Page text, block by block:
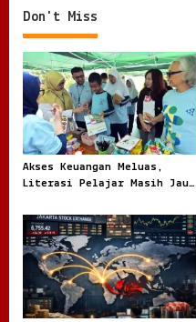
n
a
v
i
g
a
t
i
o
n
Don't Miss
Akses Keuangan Meluas,
Literasi Pelajar Masih Jauh